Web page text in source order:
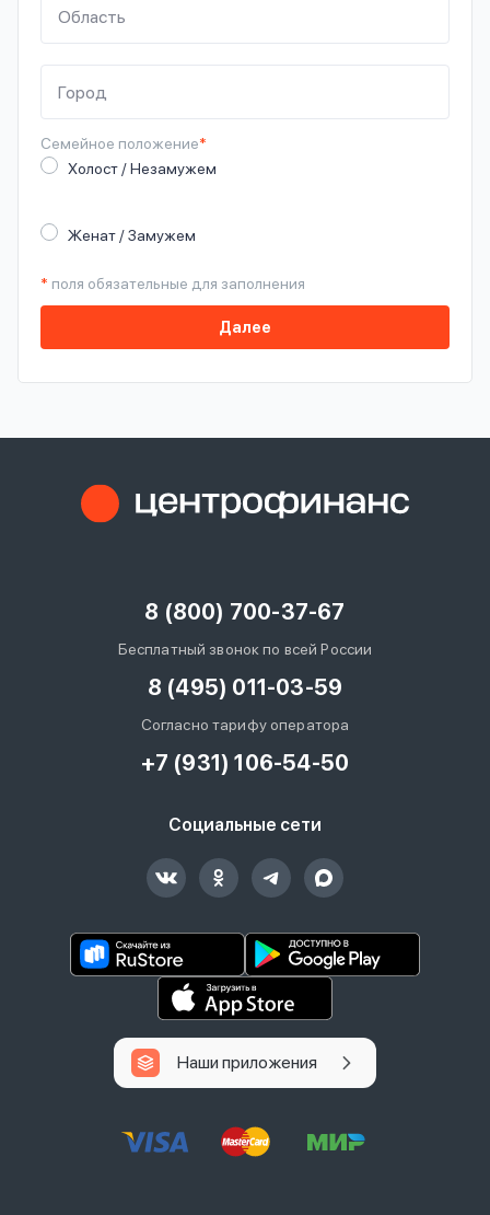
Семейное положение*
Холост / Незамужем
Женат / Замужем
* поля обязательные для заполнения
Далее
8 (800) 700-37-67
Бесплатный звонок по всей России
8 (495) 011-03-59
Согласно тарифу оператора
+7 (931) 106-54-50
Социальные сети
Наши приложения